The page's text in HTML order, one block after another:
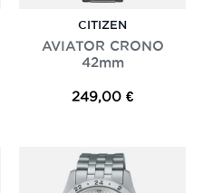
CITIZEN
AVIATOR CRONO
42mm
249,00 €